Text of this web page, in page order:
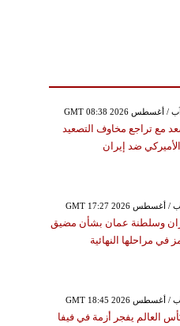
مع تراجع مخاوف التصعيد
الأميركي ضد إيران
وسلطنة عمان بشأن مضيق
في مراحلها النهائية
العالم يفجر أزمة في فيفا